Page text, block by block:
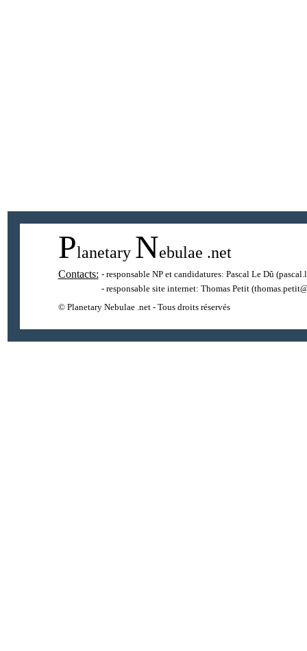
Planetary Nebulae .net
Contacts: - responsable NP et candidatures: Pascal Le Dû
- responsable site internet: Thomas Petit
© Planetary Nebulae .net - Tous droits réservés